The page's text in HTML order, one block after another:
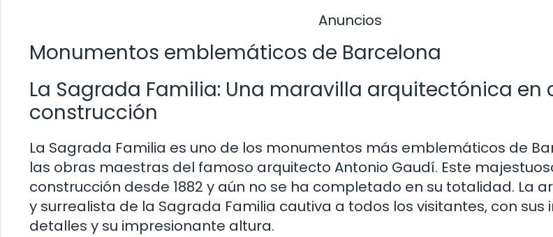
Anuncios
Monumentos emblemáticos de Barcelona
La Sagrada Familia: Una maravilla arquitectónica en
construcción
La Sagrada Familia es uno de los monumentos más emblemáticos de
las obras maestras del famoso arquitecto Antonio Gaudí. Este
construcción desde 1882 y aún no se ha completado en su totalidad. La
y surrealista de la Sagrada Familia cautiva a todos los visitantes, con sus
detalles y su impresionante altura.